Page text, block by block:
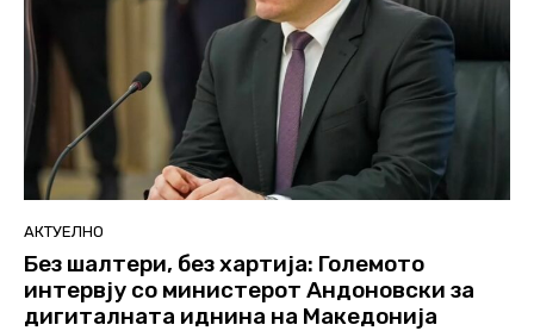
АКТУЕЛНО
Без шалтери, без хартија: Големото
интервју со министерот Андоновски за
дигиталната иднина на Македонија